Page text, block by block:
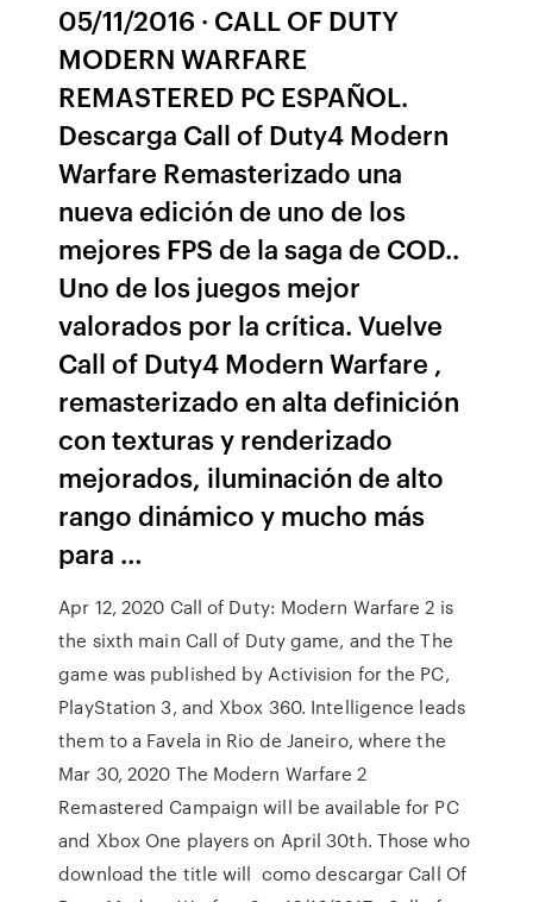
05/11/2016 · CALL OF DUTY
MODERN WARFARE
REMASTERED PC ESPAÑOL.
Descarga Call of Duty4 Modern
Warfare Remasterizado una
nueva edición de uno de los
mejores FPS de la saga de COD..
Uno de los juegos mejor
valorados por la crítica. Vuelve
Call of Duty4 Modern Warfare ,
remasterizado en alta definición
con texturas y renderizado
mejorados, iluminación de alto
rango dinámico y mucho más
para …
Apr 12, 2020 Call of Duty: Modern Warfare 2 is
the sixth main Call of Duty game, and the The
game was published by Activision for the PC,
PlayStation 3, and Xbox 360. Intelligence leads
them to a Favela in Rio de Janeiro, where the
Mar 30, 2020 The Modern Warfare 2
Remastered Campaign will be available for PC
and Xbox One players on April 30th. Those who
download the title will como descargar Call Of